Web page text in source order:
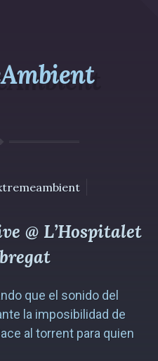
@ L’Hospitalet
que el sonido del
la imposibilidad de
al torrent para quien